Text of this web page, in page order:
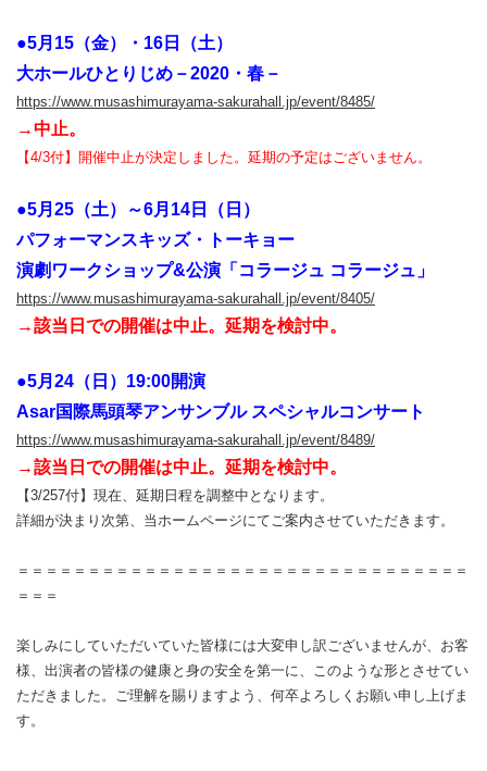
●5月15（金）・16日（土）
大ホールひとりじめ－2020・春－
https://www.musashimurayama-sakurahall.jp/event/8485/
→中止。
【4/3付】開催中止が決定しました。延期の予定はございません。
●5月25（土）～6月14日（日）
パフォーマンスキッズ・トーキョー
演劇ワークショップ&公演「コラージュ コラージュ」
https://www.musashimurayama-sakurahall.jp/event/8405/
→該当日での開催は中止。延期を検討中。
●5月24（日）19:00開演
Asar国際馬頭琴アンサンブル スペシャルコンサート
https://www.musashimurayama-sakurahall.jp/event/8489/
→該当日での開催は中止。延期を検討中。
【3/257付】現在、延期日程を調整中となります。
詳細が決まり次第、当ホームページにてご案内させていただきます。
＝＝＝＝＝＝＝＝＝＝＝＝＝＝＝＝＝＝＝＝＝＝＝＝＝＝＝＝＝＝＝＝
＝＝＝
楽しみにしていただいていた皆様には大変申し訳ございませんが、お客
様、出演者の皆様の健康と身の安全を第一に、このような形とさせてい
ただきました。ご理解を賜りますよう、何卒よろしくお願い申し上げま
す。